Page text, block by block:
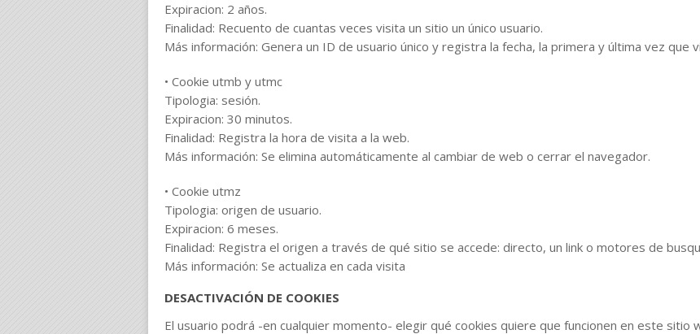
Expiracion: 2 años.
Finalidad: Recuento de cuantas veces visita un sitio un único usuario.
Más información: Genera un ID de usuario único y registra la fecha, la primera y última vez que
• Cookie utmb y utmc
Tipologia: sesión.
Expiracion: 30 minutos.
Finalidad: Registra la hora de visita a la web.
Más información: Se elimina automáticamente al cambiar de web o cerrar el navegador.
• Cookie utmz
Tipologia: origen de usuario.
Expiracion: 6 meses.
Finalidad: Registra el origen a través de qué sitio se accede: directo, un link o motores de
Más información: Se actualiza en cada visita
DESACTIVACIÓN DE COOKIES
El usuario podrá -en cualquier momento- elegir qué cookies quiere que funcionen en este sitio